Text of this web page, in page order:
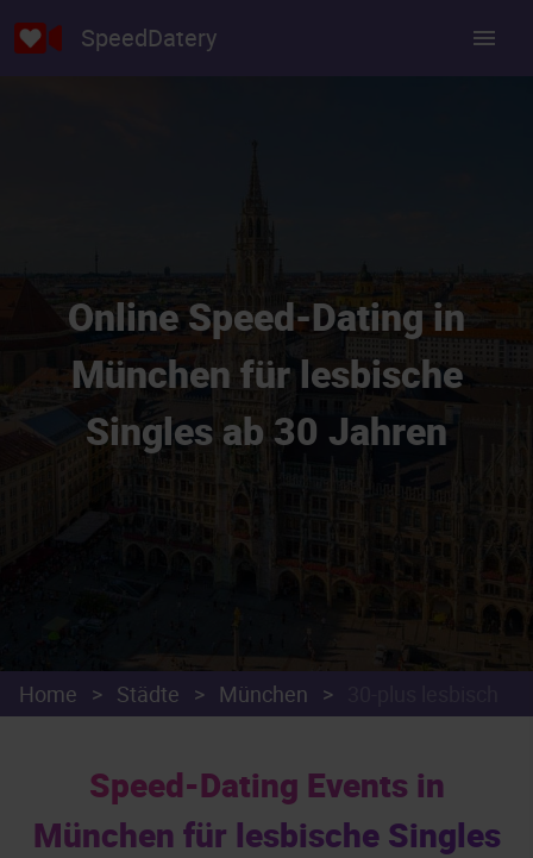
SpeedDatery
Online Speed-Dating in
München für lesbische
Singles ab 30 Jahren
Home > Städte > München >
Speed-Dating Events in
München für lesbische Singles